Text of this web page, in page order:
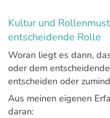
Kultur und
entscheidende Rolle
Woran liegt es dann,
oder dem
entscheiden oder
Aus meinen eigenen
daran: